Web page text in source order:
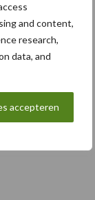
and content,
research,
data, and
accepteren